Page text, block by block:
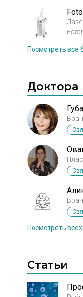
для
и
эта
Посмотреть все
Доктора
Посмотреть
Статьи